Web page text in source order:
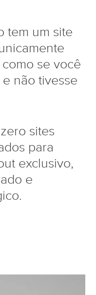
tem um site
se você
não tivesse
sites
para
exclusivo,
e